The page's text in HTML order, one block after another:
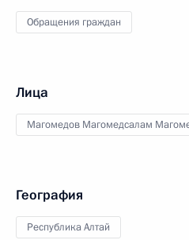
Обращения граждан
Лица
Магомедов Магомедсалам
География
Республика Алтай